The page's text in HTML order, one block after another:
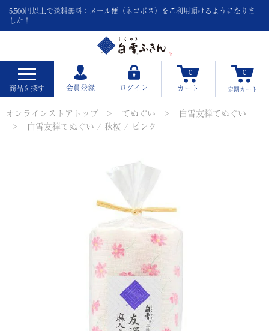
5,500円以上で送料無料：メール便（ネコポス）をご利用頂けるようになりま
した！
商品を探す 会員登録 ログイン
0
カート
0
定期カート
オンラインストアトップ てぬぐい
白雪友禅てぬぐい
白雪友禅てぬぐい / 秋桜 / ピンク